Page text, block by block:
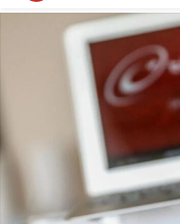
ESKİŞEHİR
Eskişehir Haber
Eskişehir Hava
Eskişehir
Eskişehir Otobüs